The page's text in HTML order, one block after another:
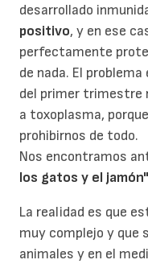
desarrollado
positivo, y en ese
perfectamente
de nada. El
del primer trimestre
a toxoplasma,
prohibirnos de todo.
Nos encontramos
los gatos y el jamón"
La realidad es que
muy complejo y que
animales y en el